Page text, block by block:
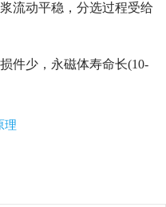
流动平稳，分选过程受给
件少，永磁体寿命长(10-
理